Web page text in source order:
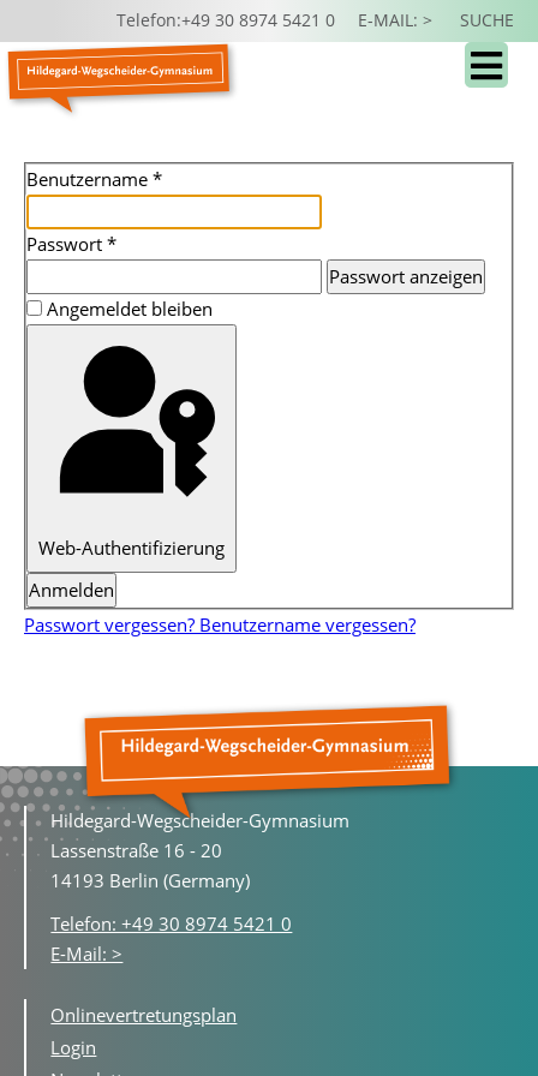
Telefon:+49 30 8974 5421 0 E-MAIL: > SUCHE
Benutzername *
Passwort *
Passwort anzeigen
Angemeldet bleiben
Web-Authentifizierung
Anmelden
Passwort vergessen? Benutzername vergessen?
Hildegard-Wegscheider-Gymnasium
Lassenstraße 16 - 20
14193 Berlin (Germany)
Telefon: +49 30 8974 5421 0
E-Mail: >
Onlinevertretungsplan
Login